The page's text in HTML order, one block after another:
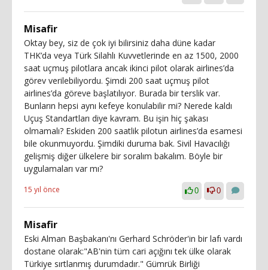
Misafir
Oktay bey, siz de çok iyi bilirsiniz daha düne kadar
THK’da veya Türk Silahlı Kuvvetlerinde en az 1500, 2000
saat uçmuş pilotlara ancak ikinci pilot olarak airlines’da
görev verilebiliyordu. Şimdi 200 saat uçmuş pilot
airlines’da göreve başlatılıyor. Burada bir terslik var.
Bunların hepsi aynı kefeye konulabilir mi? Nerede kaldı
Uçuş Standartları diye kavram. Bu işin hiç şakası
olmamalı? Eskiden 200 saatlik pilotun airlines’da esamesi
bile okunmuyordu. Şimdiki duruma bak. Sivil Havacılığı
gelişmiş diğer ülkelere bir soralım bakalım. Böyle bir
uygulamaları var mı?
15 yıl önce 0 0
Misafir
Eski Alman Başbakanı'nı Gerhard Schröder'in bir lafı vardı
dostane olarak:"AB'nin tüm cari açığını tek ülke olarak
Türkiye sırtlanmış durumdadır." Gümrük Birliği